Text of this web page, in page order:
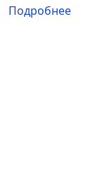
Подробнее